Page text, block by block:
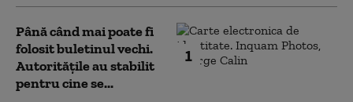
1
Până când mai poate fi
folosit buletinul vechi.
Autoritățile au stabilit
pentru cine se...